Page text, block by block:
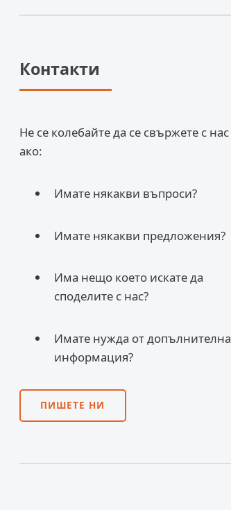
Контакти
Не се колебайте да се свържете с нас
ако:
Имате някакви въпроси?
Имате някакви предложения?
Има нещо което искате да
споделите с нас?
Имате нужда от допълнителна
информация?
ПИШЕТЕ НИ